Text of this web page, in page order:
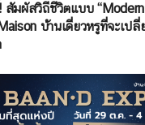
มผัสวิถีชีวิตแบบ “Modern
บ้านเดี่ยวหรูที่จะเป